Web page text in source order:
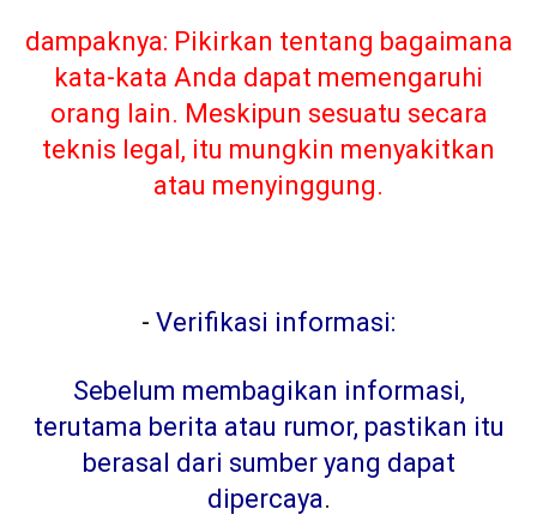
dampaknya: Pikirkan tentang bagaimana
kata-kata Anda dapat memengaruhi
orang lain. Meskipun sesuatu secara
teknis legal, itu mungkin menyakitkan
atau menyinggung.
- Verifikasi informasi:
Sebelum membagikan informasi,
terutama berita atau rumor, pastikan itu
berasal dari sumber yang dapat
dipercaya.